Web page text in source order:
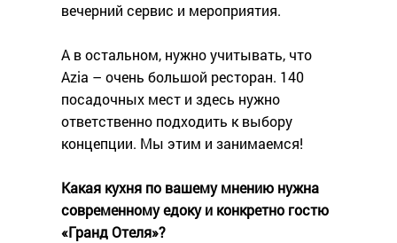
вечерний сервис и мероприятия.
А в остальном, нужно учитывать, что
Azia – очень большой ресторан. 140
посадочных мест и здесь нужно
ответственно подходить к выбору
концепции. Мы этим и занимаемся!
Какая кухня по вашему мнению нужна
современному едоку и конкретно гостю
«Гранд Отеля»?